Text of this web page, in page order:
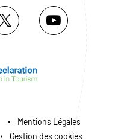
Mentions Légales
Gestion des cookies